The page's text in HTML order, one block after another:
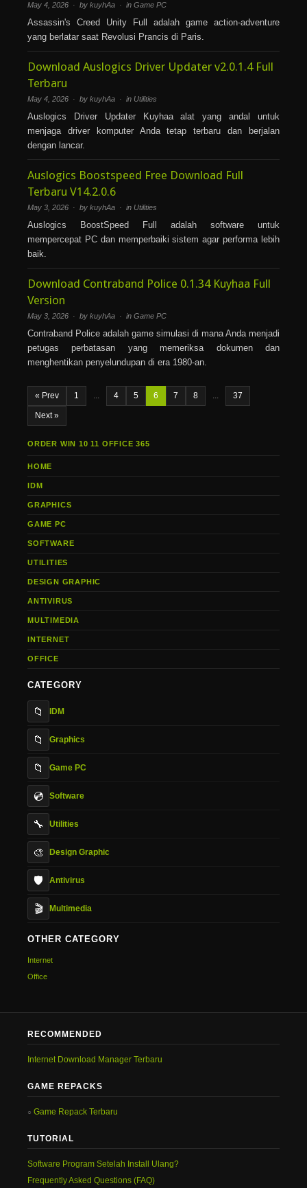
May 4, 2026 · by kuyhAa · in Game PC
Assassin's Creed Unity Full adalah game action-adventure
yang berlatar saat Revolusi Prancis di Paris.
Download Auslogics Driver Updater v2.0.1.4 Full
Terbaru
May 4, 2026 · by kuyhAa · in Utilities
Auslogics Driver Updater Kuyhaa alat yang andal untuk
menjaga driver komputer Anda tetap terbaru dan berjalan
dengan lancar.
Auslogics Boostspeed Free Download Full
Terbaru V14.2.0.6
May 3, 2026 · by kuyhAa · in Utilities
Auslogics BoostSpeed Full adalah software untuk
mempercepat PC dan memperbaiki sistem agar performa lebih
baik.
Download Contraband Police 0.1.34 Kuyhaa Full
Version
May 3, 2026 · by kuyhAa · in Game PC
Contraband Police adalah game simulasi di mana Anda menjadi
petugas perbatasan yang memeriksa dokumen dan
menghentikan penyelundupan di era 1980-an.
« Prev 1 ... 4 5 6 7 8 ... 37
Next »
ORDER WIN 10 11 OFFICE 365
HOME
IDM
GRAPHICS
GAME PC
SOFTWARE
UTILITIES
DESIGN GRAPHIC
ANTIVIRUS
MULTIMEDIA
INTERNET
OFFICE
CATEGORY
📁 IDM
📁 Graphics
📁 Game PC
💿 Software
🔧 Utilities
🎨 Design Graphic
🛡️ Antivirus
🎬 Multimedia
OTHER CATEGORY
Internet
Office
RECOMMENDED
Internet Download Manager Terbaru
GAME REPACKS
Game Repack Terbaru
TUTORIAL
Software Program Setelah Install Ulang?
Frequently Asked Questions (FAQ)